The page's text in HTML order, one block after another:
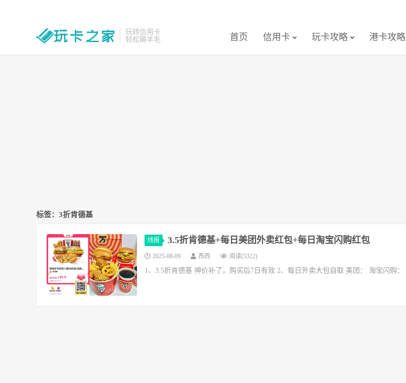
玩转信用卡
轻松薅羊毛
首页 信用卡 玩卡攻略 港卡攻略
标签：3折肯德基
线报 3.5折肯德基+每日美团外卖红包+每日淘宝闪购红包
2025-08-09 西西 阅读(5322)
1、3.5折肯德基 神价补了，购买后7日有效 2、每日外卖大包自取 美团： 淘宝闪购：